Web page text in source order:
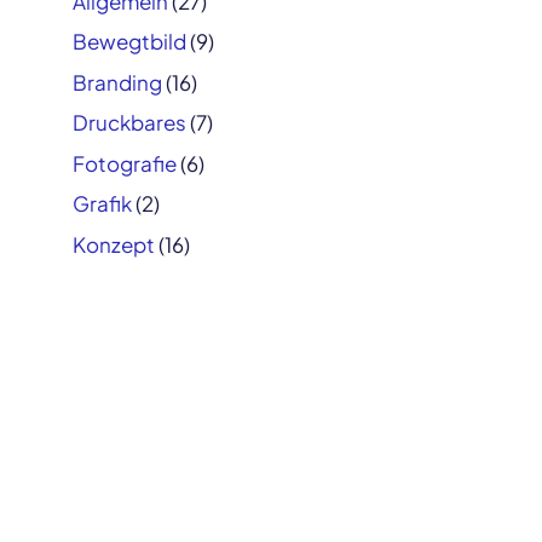
Bewegtbild(9)
Branding(16)
Druckbares(7)
Fotografie(6)
Grafik(2)
Konzept(16)